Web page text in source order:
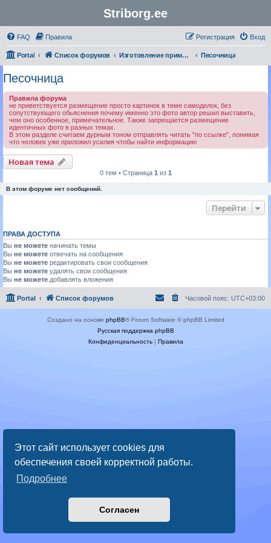
Этот сайт использует cookies для
обеспечения своей корректной работы.
Подробнее
Согласен
Striborg.ee
FAQ Правила Вход
Регистрация
Portal Список форумов Изготовление приманок своими руками | Авторские работы Песочница
Песочница
Правила форума
не приветствуется размещение просто картинок в теме самоделок, без
сопутствующего обьяснения почему именно это фото автор решил выставить,
чем оно особенное, примечательное. Также запрещается размещение
идентичных фото в разных темах.
В этом разделе считаем дурным тоном отправлять читать "по ссылке", понимая
что человек уже приложил усилия чтобы найти информацию
Новая тема
0 тем • Страница 1 из 1
В этом форуме нет сообщений.
Перейти
ПРАВА ДОСТУПА
Вы не можете начинать темы
Вы не можете отвечать на сообщения
Вы не можете редактировать свои сообщения
Вы не можете удалять свои сообщения
Вы не можете добавлять вложения
Portal Список форумов Часовой пояс: UTC+03:00
Создано на основе phpBB® Forum Software © phpBB Limited
Русская поддержка phpBB
Конфиденциальность| Правила